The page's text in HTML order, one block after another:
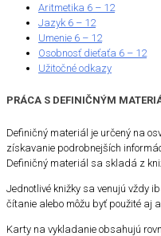
Aritmetika 6 – 12
Jazyk 6 – 12
Umenie 6 – 12
Osobnosť dieťaťa 6 – 12
Užitočné odkazy
PRÁCA S DEFINIČNÝM
Definičný materiál je určený na
získavanie podrobnejších
Definičný materiál sa skladá z
Jednotlivé knižky sa venujú vždy
čítanie alebo môžu byť použité aj
Karty na vykladanie obsahujú